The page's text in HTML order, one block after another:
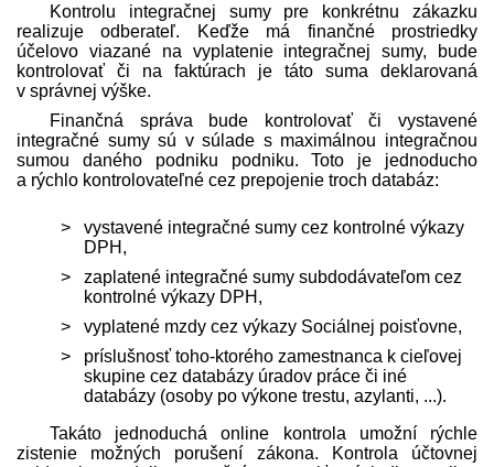
Kontrolu integračnej sumy pre konkrétnu zákazku
realizuje odberateľ. Keďže má finančné prostriedky
účelovo viazané na vyplatenie integračnej sumy, bude
kontrolovať či na faktúrach je táto suma deklarovaná
v správnej výške.
Finančná správa bude kontrolovať či vystavené
integračné sumy sú v súlade s maximálnou integračnou
sumou daného podniku podniku. Toto je jednoducho
a rýchlo kontrolovateľné cez prepojenie troch databáz:
vystavené integračné sumy cez kontrolné výkazy
DPH,
zaplatené integračné sumy subdodávateľom cez
kontrolné výkazy DPH,
vyplatené mzdy cez výkazy Sociálnej poisťovne,
príslušnosť toho-ktorého zamestnanca k cieľovej
skupine cez databázy úradov práce či iné
databázy (osoby po výkone trestu, azylanti, ...).
Takáto jednoduchá online kontrola umožní rýchle
zistenie možných porušení zákona. Kontrola účtovnej